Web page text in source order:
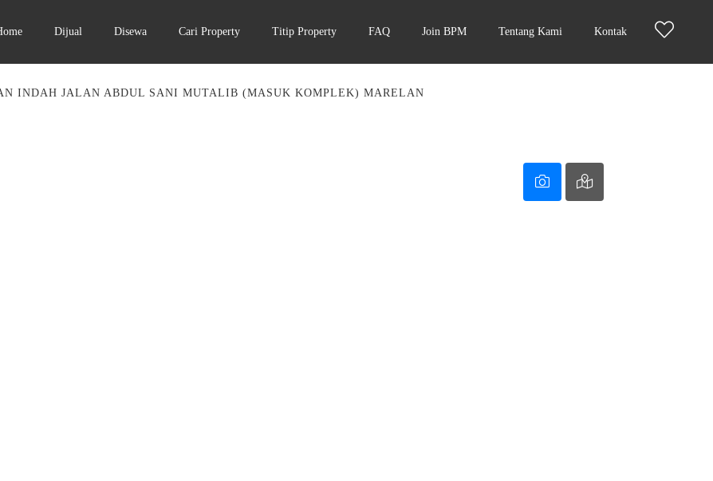
Dijual Disewa Cari Property Titip Property FAQ Join BPM Tentang Kami Kontak
INDAH JALAN ABDUL SANI MUTALIB (MASUK KOMPLEK) MARELAN